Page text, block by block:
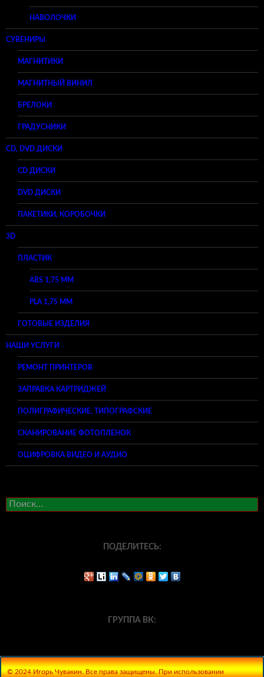
НАВОЛОЧКИ
СУВЕНИРЫ
МАГНИТИКИ
МАГНИТНЫЙ ВИНИЛ
БРЕЛОКИ
ГРАДУСНИКИ
CD, DVD ДИСКИ
CD ДИСКИ
DVD ДИСКИ
ПАКЕТИКИ, КОРОБОЧКИ
3D
ПЛАСТИК
ABS 1,75 ММ
PLA 1,75 ММ
ГОТОВЫЕ ИЗДЕЛИЯ
НАШИ УСЛУГИ
РЕМОНТ ПРИНТЕРОВ
ЗАПРАВКА КАРТРИДЖЕЙ
ПОЛИГРАФИЧЕСКИЕ, ТИПОГРАФСКИЕ
СКАНИРОВАНИЕ ФОТОПЛЕНОК
ОЦИФРОВКА ВИДЕО И АУДИО
Найти:
ПОДЕЛИТЕСЬ:
ГРУППА ВК:
© 2024 Игорь Чувакин. Все права защищены. При использовании